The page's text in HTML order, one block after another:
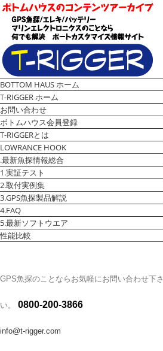
BOTTOM HAUS ホーム
T-RIGGER ホーム
お問い合わせ
ボトムハウス会員登録
T-RIGGERとは
LOWRANCE HOOK
.最新魚探情報総合
1.実証テスト
2.取付実例集
3.GPS魚探製品解説
4.FAQ
5.最新ソフトウエア
性能比較
GPS魚探のことならお気軽にお問い合わせ下さ
い。 0800-200-3866
info@t-rigger.com